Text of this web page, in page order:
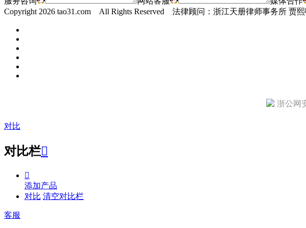
Copyright 2026 tao31.com All Rights Reserved 法律顾问：浙江天册律师事务所 贾
浙公网
对比
对比栏

添加产品
对比 清空对比栏
客服